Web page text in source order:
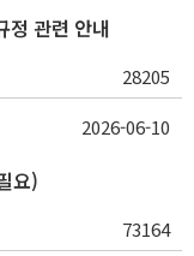
정 관련 안내
28205
요)
73164
2026-06-10